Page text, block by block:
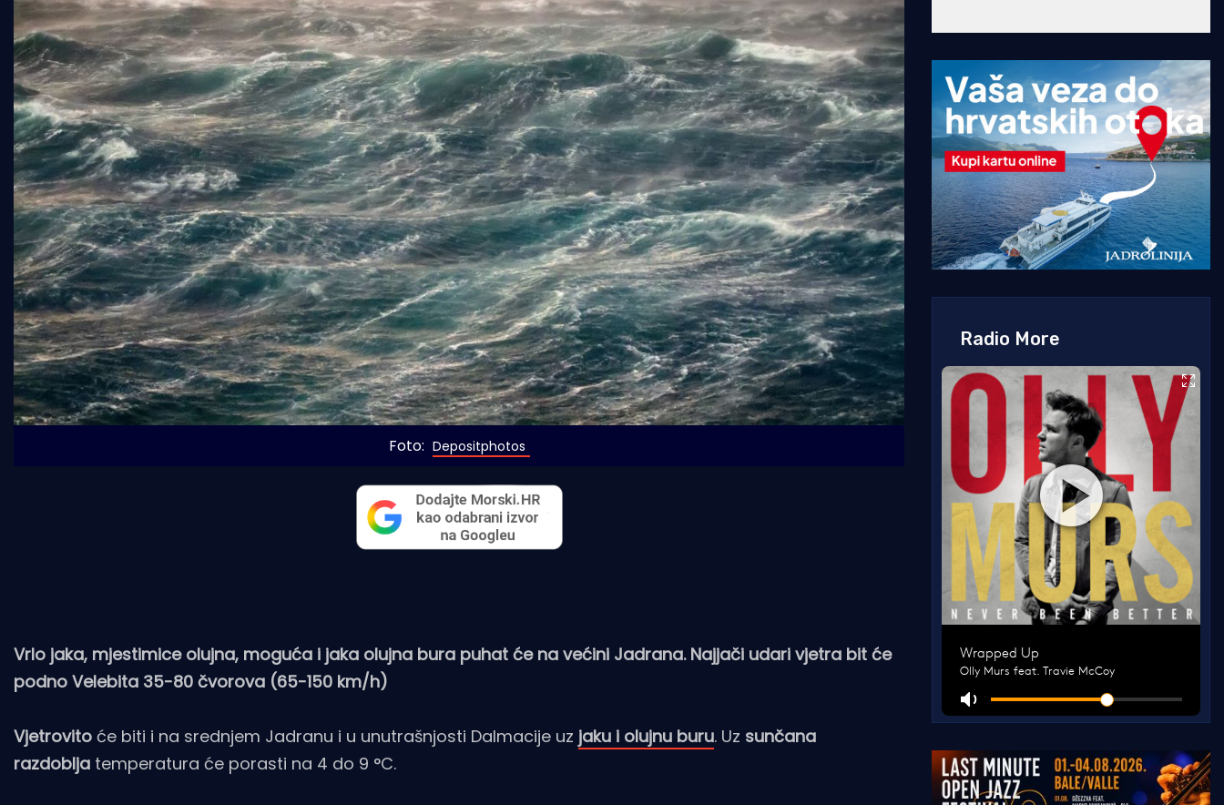
Foto: Depositphotos
Vrlo jaka, mjestimice olujna, moguća i jaka olujna bura puhat će na većini Jadrana. Najjači udari vjetra bit će
podno Velebita 35-80 čvorova (65-150 km/h)
Vjetrovito će biti i na srednjem Jadranu i u unutrašnjosti Dalmacije uz jaku i olujnu buru. Uz sunčana
razdoblja temperatura će porasti na 4 do 9 °C.
Radio More